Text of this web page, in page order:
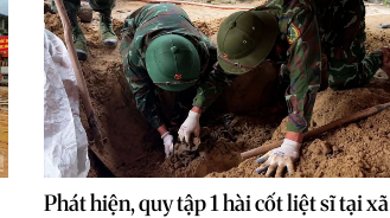
Phát hiện, quy tập 1 hài cốt liệt sĩ tại xã